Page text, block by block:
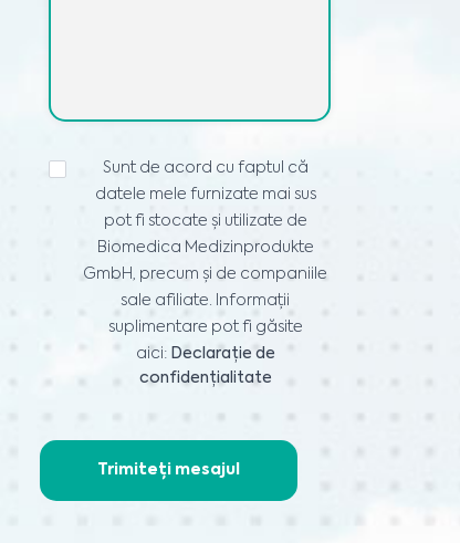
DECLARAȚIE
DE
CONFIDENȚIALITATE*
Sunt de acord cu faptul că
datele mele furnizate mai sus
pot fi stocate și utilizate de
Biomedica Medizinprodukte
GmbH, precum și de companiile
sale afiliate. Informații
suplimentare pot fi găsite
aici: Declarație de
confidențialitate
Trimiteți mesajul